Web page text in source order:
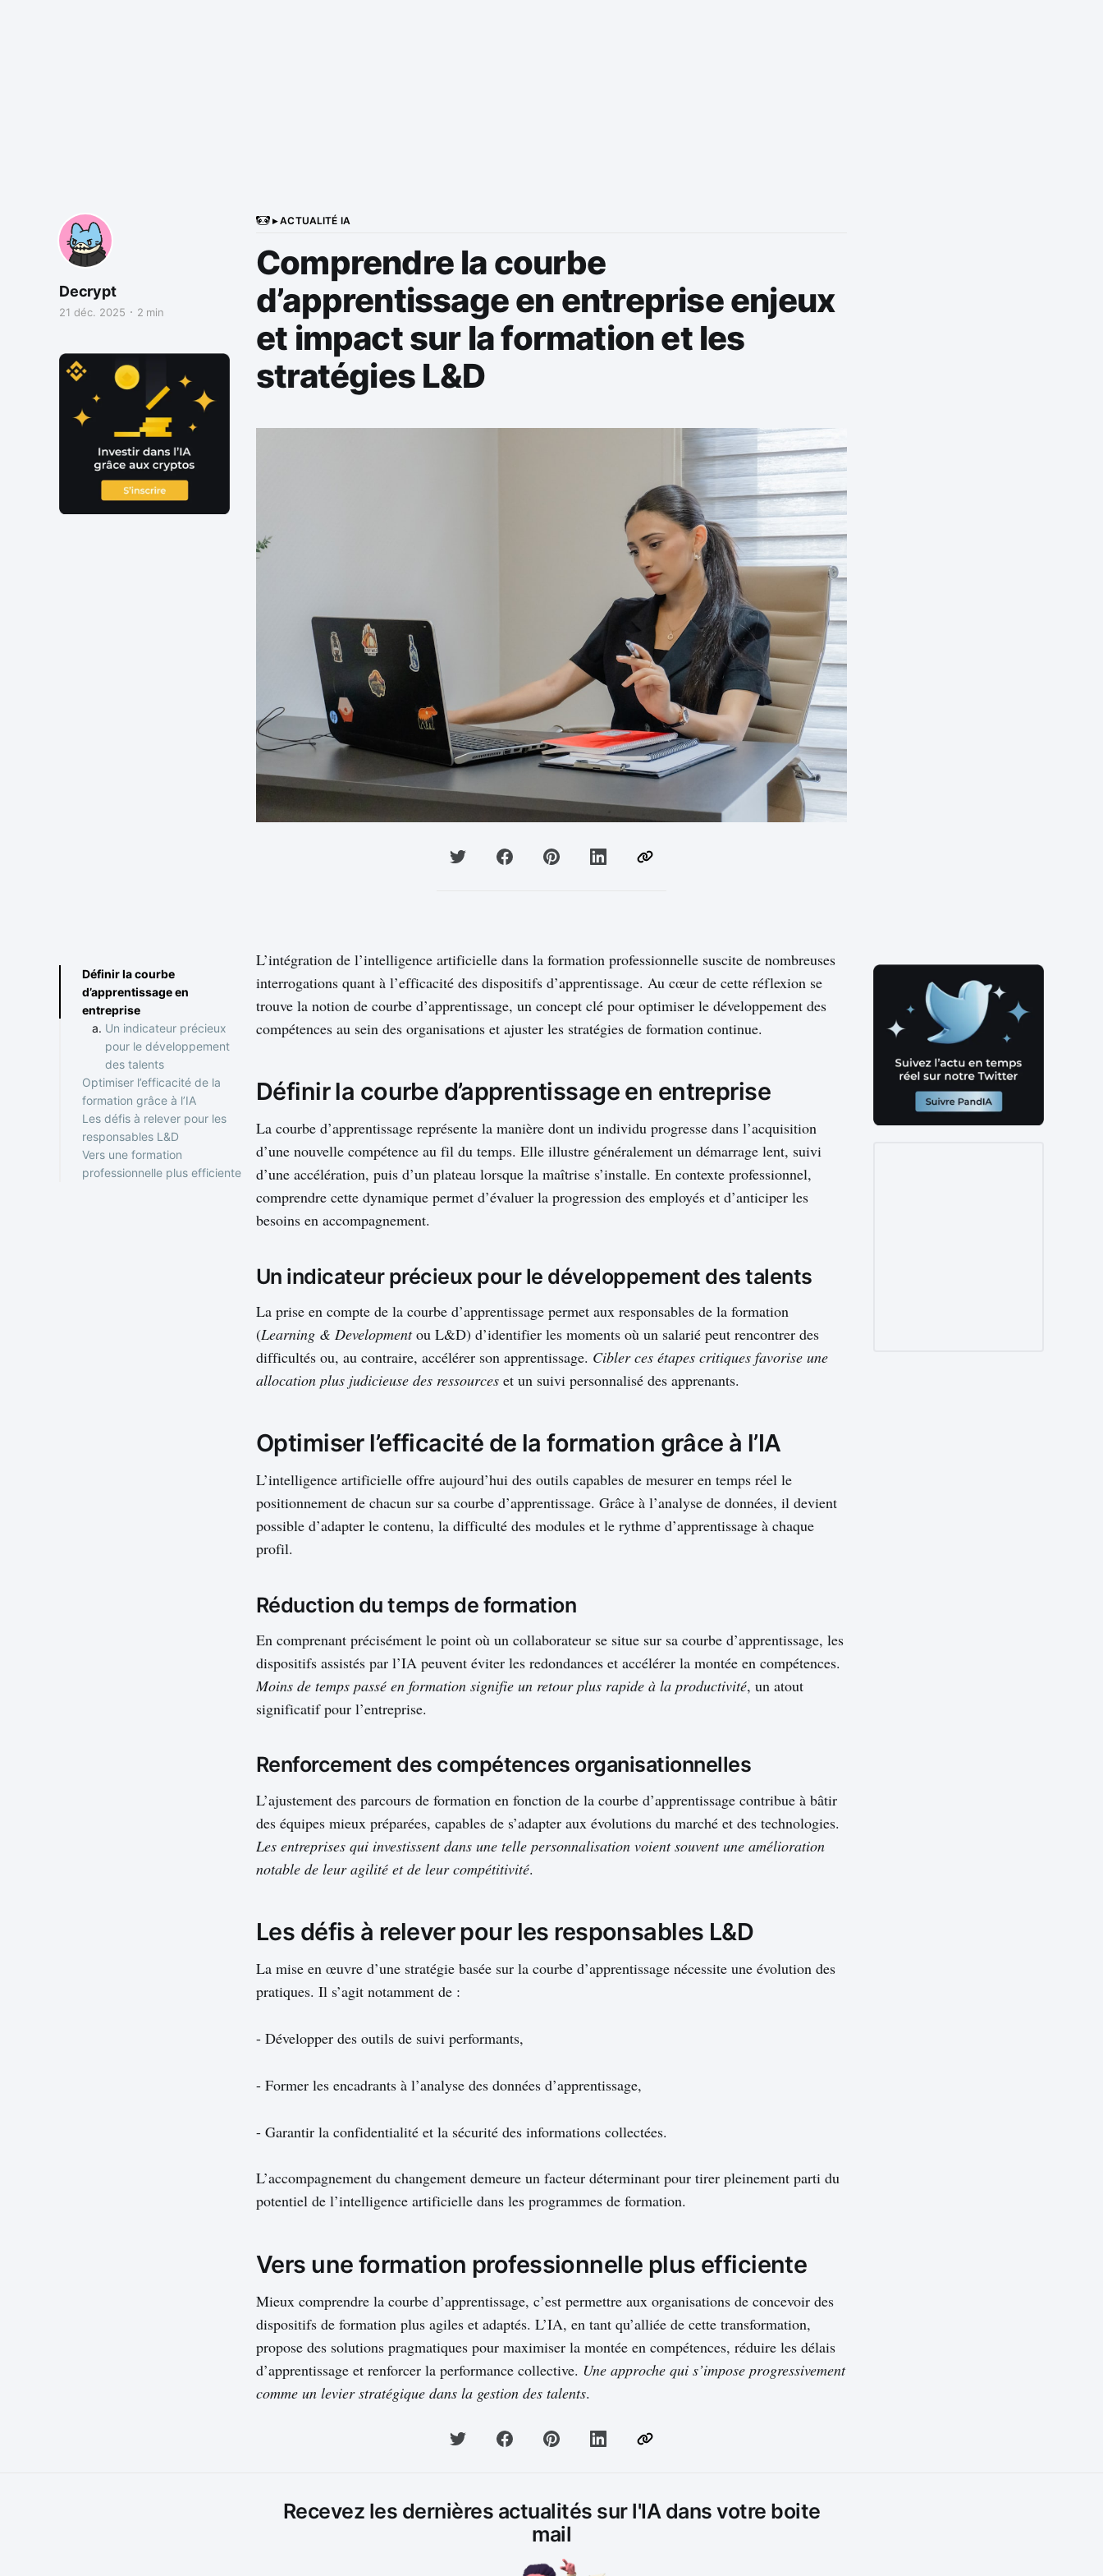
▸ ACTUALITÉ IA
Comprendre la courbe
d’apprentissage en entreprise enjeux
et impact sur la formation et les
stratégies L&D
Decrypt
21 déc. 2025 2 min
Définir la courbe
d’apprentissage en
entreprise
Un indicateur précieux
pour le développement
des talents
Optimiser l’efficacité de la
formation grâce à l’IA
Réduction du temps de
formation
Renforcement des
compétences
Les défis à relever pour les
responsables L&D
Vers une formation
professionnelle plus efficiente
L’intégration de l’intelligence artificielle dans la formation professionnelle suscite de nombreuses
interrogations quant à l’efficacité des dispositifs d’apprentissage. Au cœur de cette réflexion se
trouve la notion de courbe d’apprentissage, un concept clé pour optimiser le développement des
compétences au sein des organisations et ajuster les stratégies de formation continue.
Définir la courbe d’apprentissage en entreprise
La courbe d’apprentissage représente la manière dont un individu progresse dans l’acquisition
d’une nouvelle compétence au fil du temps. Elle illustre généralement un démarrage lent, suivi
d’une accélération, puis d’un plateau lorsque la maîtrise s’installe. En contexte professionnel,
comprendre cette dynamique permet d’évaluer la progression des employés et d’anticiper les
besoins en accompagnement.
Un indicateur précieux pour le développement des talents
La prise en compte de la courbe d’apprentissage permet aux responsables de la formation
(Learning & Developmentou L&D) d’identifier les moments où un salarié peut rencontrer des
difficultés ou, au contraire, accélérer son apprentissage. Cibler ces étapes critiques favorise une
allocation plus judicieuse des ressources et un suivi personnalisé des apprenants.
Optimiser l’efficacité de la formation grâce à l’IA
L’intelligence artificielle offre aujourd’hui des outils capables de mesurer en temps réel le
positionnement de chacun sur sa courbe d’apprentissage. Grâce à l’analyse de données, il devient
possible d’adapter le contenu, la difficulté des modules et le rythme d’apprentissage à chaque
profil.
Réduction du temps de formation
En comprenant précisément le point où un collaborateur se situe sur sa courbe d’apprentissage, les
dispositifs assistés par l’IA peuvent éviter les redondances et accélérer la montée en compétences.
Moins de temps passé en formation signifie un retour plus rapide à la productivité, un atout
significatif pour l’entreprise.
Renforcement des compétences organisationnelles
L’ajustement des parcours de formation en fonction de la courbe d’apprentissage contribue à bâtir
des équipes mieux préparées, capables de s’adapter aux évolutions du marché et des technologies.
Les entreprises qui investissent dans une telle personnalisation voient souvent une amélioration
notable de leur agilité et de leur compétitivité.
Les défis à relever pour les responsables L&D
La mise en œuvre d’une stratégie basée sur la courbe d’apprentissage nécessite une évolution des
pratiques. Il s’agit notamment de :
- Développer des outils de suivi performants,
- Former les encadrants à l’analyse des données d’apprentissage,
- Garantir la confidentialité et la sécurité des informations collectées.
L’accompagnement du changement demeure un facteur déterminant pour tirer pleinement parti du
potentiel de l’intelligence artificielle dans les programmes de formation.
Vers une formation professionnelle plus efficiente
Mieux comprendre la courbe d’apprentissage, c’est permettre aux organisations de concevoir des
dispositifs de formation plus agiles et adaptés. L’IA, en tant qu’alliée de cette transformation,
propose des solutions pragmatiques pour maximiser la montée en compétences, réduire les délais
d’apprentissage et renforcer la performance collective. Une approche qui s’impose progressivement
comme un levier stratégique dans la gestion des talents.
Recevez les dernières actualités sur l'IA dans votre boite
mail